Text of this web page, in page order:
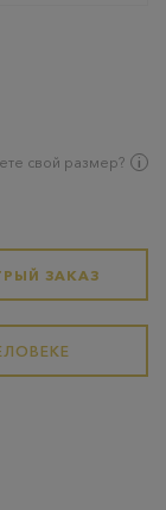
свой размер?
ЗАКАЗ